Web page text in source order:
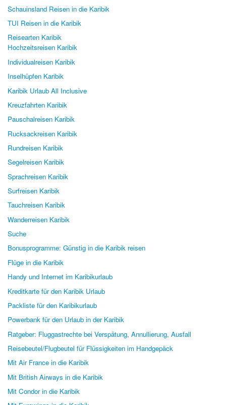
Schauinsland Reisen in die Karibik
TUI Reisen in die Karibik
Reisearten Karibik
Hochzeitsreisen Karibik
Individualreisen Karibik
Inselhüpfen Karibik
Karibik Urlaub All Inclusive
Kreuzfahrten Karibik
Pauschalreisen Karibik
Rucksackreisen Karibik
Rundreisen Karibik
Segelreisen Karibik
Sprachreisen Karibik
Surfreisen Karibik
Tauchreisen Karibik
Wanderreisen Karibik
Suche
Bonusprogramme: Günstig in die Karibik reisen
Flüge in die Karibik
Handy und Internet im Karibikurlaub
Kreditkarte für den Karibik Urlaub
Packliste für den Karibikurlaub
Powerbank für den Urlaub in der Karibik
Ratgeber: Fluggastrechte bei Verspätung, Annullierung, Ausfall
Reisebeutel/Flugbeutel für Flüssigkeiten im Handgepäck
Mit Air France in die Karibik
Mit British Airways in die Karibik
Mit Condor in die Karibik